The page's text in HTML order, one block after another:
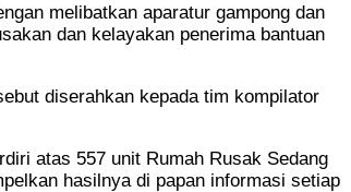
melibatkan aparatur gampong dan
dan kelayakan penerima bantuan
diserahkan kepada tim kompilator
atas 557 unit Rumah Rusak Sedang
hasilnya di papan informasi setiap